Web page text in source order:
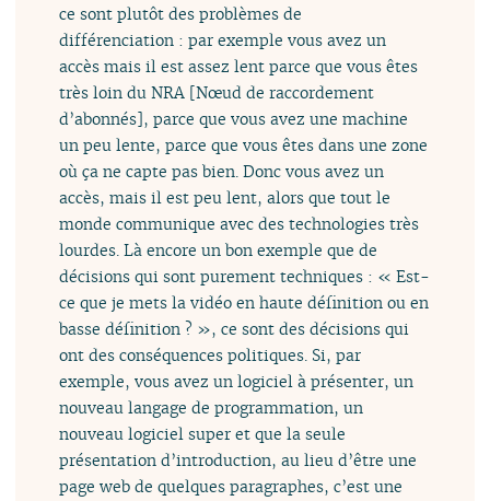
ce sont plutôt des problèmes de
différenciation : par exemple vous avez un
accès mais il est assez lent parce que vous êtes
très loin du NRA [Nœud de raccordement
d’abonnés], parce que vous avez une machine
un peu lente, parce que vous êtes dans une zone
où ça ne capte pas bien. Donc vous avez un
accès, mais il est peu lent, alors que tout le
monde communique avec des technologies très
lourdes. Là encore un bon exemple que de
décisions qui sont purement techniques : « Est-
ce que je mets la vidéo en haute définition ou en
basse définition ? », ce sont des décisions qui
ont des conséquences politiques. Si, par
exemple, vous avez un logiciel à présenter, un
nouveau langage de programmation, un
nouveau logiciel super et que la seule
présentation d’introduction, au lieu d’être une
page web de quelques paragraphes, c’est une